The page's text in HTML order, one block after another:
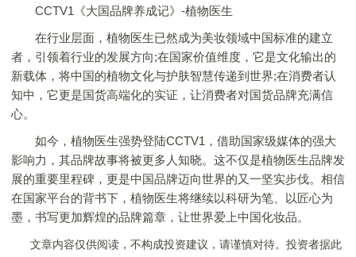
CCTV1《大国品牌养成记》-植物医生
在行业层面，植物医生已然成为美妆领域中国标准的建立
者，引领着行业的发展方向;在国家价值维度，它是文化输出的
新载体，将中国的植物文化与护肤智慧传递到世界;在消费者认
知中，它更是国货高端化的实证，让消费者对国货品牌充满信
心。
如今，植物医生强势登陆CCTV1，借助国家级媒体的强大
影响力，其品牌故事将被更多人知晓。这不仅是植物医生品牌发
展的重要里程碑，更是中国品牌迈向世界的又一坚实步伐。相信
在国家平台的背书下，植物医生将继续以科研为笔、以匠心为
墨，书写更加辉煌的品牌篇章，让世界爱上中国化妆品。
文章内容仅供阅读，不构成投资建议，请谨慎对待。投资者据此